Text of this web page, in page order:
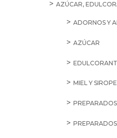
AZÚCAR,
ADORNOS Y
AZÚCAR
MIEL Y